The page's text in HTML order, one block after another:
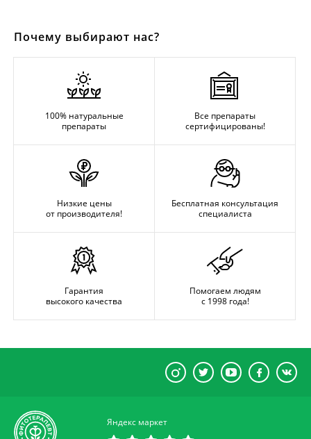
Почему выбирают нас?
100% натуральные
препараты
Все препараты
сертифицированы!
Низкие цены
от производителя!
Бесплатная консультация
специалиста
Гарантия
высокого качества
Помогаем людям
с 1998 года!
Яндекс маркет